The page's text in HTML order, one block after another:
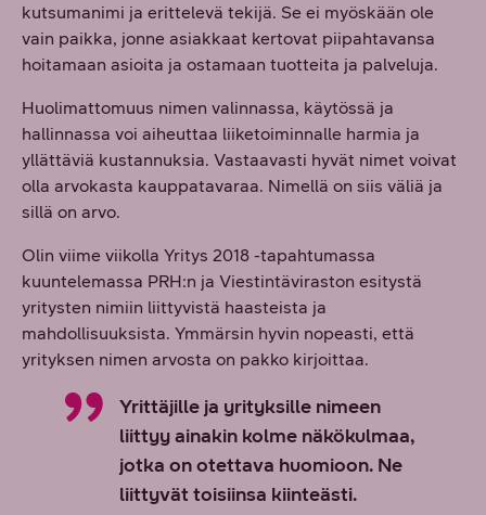
kutsumanimi ja erittelevä tekijä. Se ei myöskään ole
vain paikka, jonne asiakkaat kertovat piipahtavansa
hoitamaan asioita ja ostamaan tuotteita ja palveluja.
Huolimattomuus nimen valinnassa, käytössä ja
hallinnassa voi aiheuttaa liiketoiminnalle harmia ja
yllättäviä kustannuksia. Vastaavasti hyvät nimet voivat
olla arvokasta kauppatavaraa. Nimellä on siis väliä ja
sillä on arvo.
Olin viime viikolla Yritys 2018 -tapahtumassa
kuuntelemassa PRH:n ja Viestintäviraston esitystä
yritysten nimiin liittyvistä haasteista ja
mahdollisuuksista. Ymmärsin hyvin nopeasti, että
yrityksen nimen arvosta on pakko kirjoittaa.
Yrittäjille ja yrityksille nimeen
liittyy ainakin kolme näkökulmaa,
jotka on otettava huomioon. Ne
liittyvät toisiinsa kiinteästi.